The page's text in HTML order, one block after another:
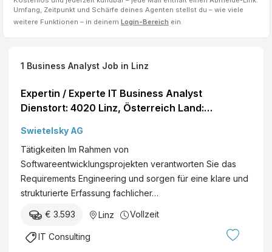
Umfang, Zeitpunkt und Schärfe deines Agenten stellst du – wie viele
weitere Funktionen – in deinem Login-Bereich ein.
1 Business Analyst Job in Linz
Expertin / Experte IT Business Analyst
Dienstort: 4020 Linz, Österreich Land:
per: ab sofort Details
Swietelsky AG
Tätigkeiten Im Rahmen von
Softwareentwicklungsprojekten verantworten Sie das
Requirements Engineering und sorgen für eine klare und
strukturierte Erfassung fachlicher…
€ 3.593 Linz Vollzeit
IT Consulting